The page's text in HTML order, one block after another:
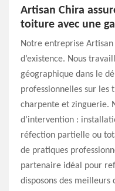
Artisan Chira
toiture avec une
Notre entreprise
d’existence. Nous
géographique dans le
professionnelles sur les
charpente et zinguerie.
d’intervention :
réfection partielle ou
de pratiques
partenaire idéal pour
disposons des meilleurs